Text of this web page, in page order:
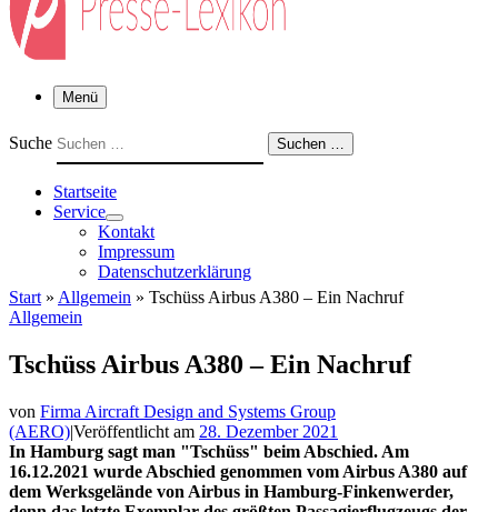
Menü
Suche Suchen …
Startseite
Service
Kontakt
Impressum
Datenschutzerklärung
Start » Allgemein » Tschüss Airbus A380 – Ein Nachruf
Allgemein
Tschüss Airbus A380 – Ein Nachruf
von Firma Aircraft Design and Systems Group
(AERO)|Veröffentlicht am 28. Dezember 2021
In Hamburg sagt man "Tschüss" beim Abschied. Am
16.12.2021 wurde Abschied genommen vom Airbus A380 auf
dem Werksgelände von Airbus in Hamburg-Finkenwerder,